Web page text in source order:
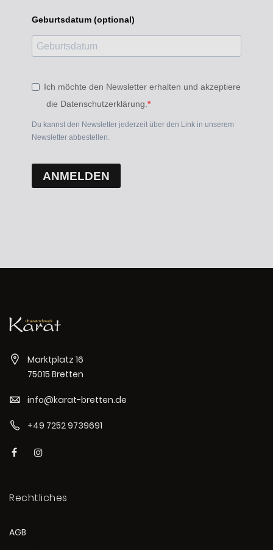
Geburtsdatum (optional)
Ich möchte den Newsletter erhalten und akzeptiere
die Datenschutzerklärung.
Du kannst den Newsletter jederzeit über den Link in unserem
Newsletter abbestellen.
ANMELDEN
Marktplatz 16
75015 Bretten
info@karat-bretten.de
+49 7252 9739691
Rechtliches
AGB